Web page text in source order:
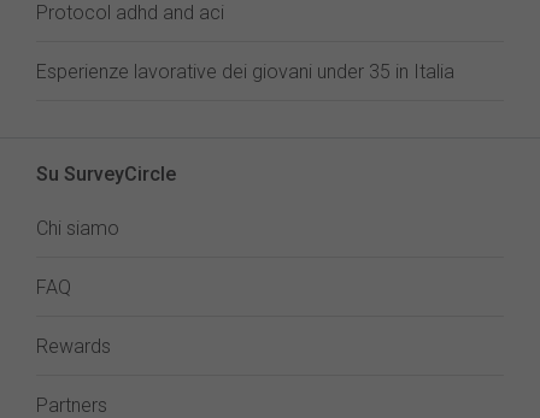
Protocol adhd and aci
Esperienze lavorative dei giovani under 35 in Italia
Su SurveyCircle
Chi siamo
FAQ
Rewards
Partners